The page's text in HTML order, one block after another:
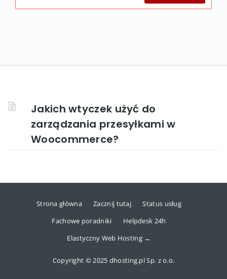
Jakich wtyczek użyć do
zarządzania przesyłkami w
Woocommerce?
Strona główna Zacznij tutaj
Status usług
Fachowe poradniki
Helpdesk 24h
Elastyczny Web Hosting →
Copyright © 2025 dhosting.pl Sp. z o.o.